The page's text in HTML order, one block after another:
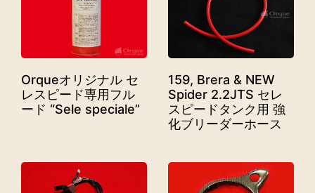
Orqueオリジナル セ
レスピード専用フル
ード “Sele speciale”
159, Brera & NEW
Spider 2.2JTS セレ
スピードタンク用 強
化ブリーダーホース